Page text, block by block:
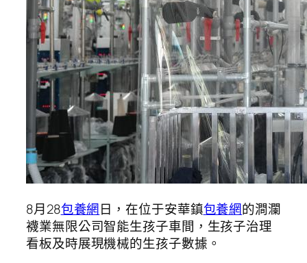
8月28包養網日，在位于安華鎮包養網的澗瀾
襪業無限公司智能生孩子車間，生孩子治理
看板及時展現機械的生孩子數據。